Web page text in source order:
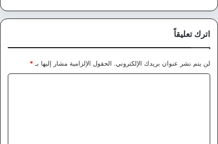
اترك تعليقاً
لن يتم نشر عنوان بريدك الإلكتروني. الحقول الإلزامية مشار إليها بـ *